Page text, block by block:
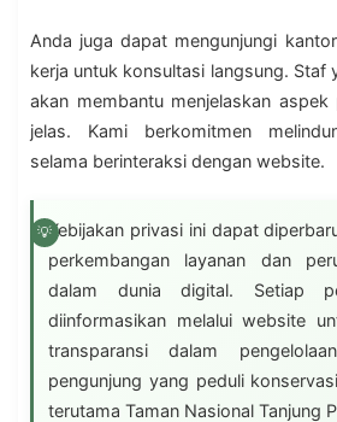
Anda juga dapat mengunjungi
kerja untuk konsultasi langsung. Staf
akan membantu menjelaskan
jelas. Kami berkomitmen
selama berinteraksi dengan website.
Kebijakan privasi ini dapat
perkembangan layanan dan
dalam dunia digital. Setiap
diinformasikan melalui website
transparansi dalam
pengunjung yang peduli
terutama Taman Nasional Tanjung